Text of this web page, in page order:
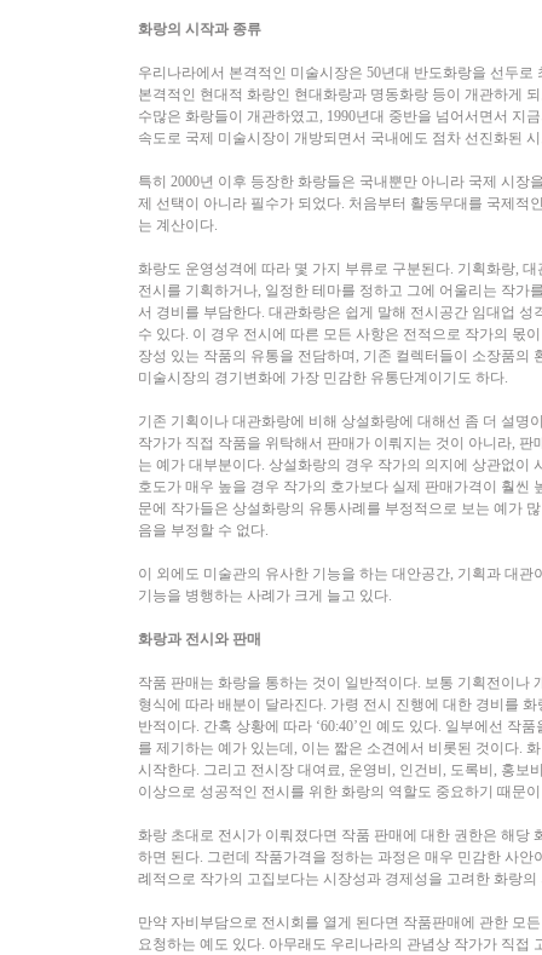
화랑의 시작과 종류
우리나라에서 본격적인 미술시장은 50년대 반도화랑을 선두
본격적인 현대적 화랑인 현대화랑과 명동화랑 등이 개관하게
수많은 화랑들이 개관하였고, 1990년대 중반을 넘어서면서 지
속도로 국제 미술시장이 개방되면서 국내에도 점차 선진화된
특히 2000년 이후 등장한 화랑들은 국내뿐만 아니라 국제 시
제 선택이 아니라 필수가 되었다. 처음부터 활동무대를 국제적
는 계산이다.
화랑도 운영성격에 따라 몇 가지 부류로 구분된다. 기획화랑,
전시를 기획하거나, 일정한 테마를 정하고 그에 어울리는 작
서 경비를 부담한다. 대관화랑은 쉽게 말해 전시공간 임대업
수 있다. 이 경우 전시에 따른 모든 사항은 전적으로 작가의 몫
장성 있는 작품의 유통을 전담하며, 기존 컬렉터들이 소장품
미술시장의 경기변화에 가장 민감한 유통단계이기도 하다.
기존 기획이나 대관화랑에 비해 상설화랑에 대해선 좀 더 설
작가가 직접 작품을 위탁해서 판매가 이뤄지는 것이 아니라,
는 예가 대부분이다. 상설화랑의 경우 작가의 의지에 상관없
호도가 매우 높을 경우 작가의 호가보다 실제 판매가격이 훨씬
문에 작가들은 상설화랑의 유통사례를 부정적으로 보는 예가
음을 부정할 수 없다.
이 외에도 미술관의 유사한 기능을 하는 대안공간, 기획과 대
기능을 병행하는 사례가 크게 늘고 있다.
화랑과 전시와 판매
작품 판매는 화랑을 통하는 것이 일반적이다. 보통 기획전이
형식에 따라 배분이 달라진다. 가령 전시 진행에 대한 경비를
반적이다. 간혹 상황에 따라 ‘60:40’인 예도 있다. 일부에선 작
를 제기하는 예가 있는데, 이는 짧은 소견에서 비롯된 것이다.
시작한다. 그리고 전시장 대여료, 운영비, 인건비, 도록비, 홍
이상으로 성공적인 전시를 위한 화랑의 역할도 중요하기 때문
화랑 초대로 전시가 이뤄졌다면 작품 판매에 대한 권한은 해당
하면 된다. 그런데 작품가격을 정하는 과정은 매우 민감한 사
례적으로 작가의 고집보다는 시장성과 경제성을 고려한 화랑
만약 자비부담으로 전시회를 열게 된다면 작품판매에 관한 모
요청하는 예도 있다. 아무래도 우리나라의 관념상 작가가 직접